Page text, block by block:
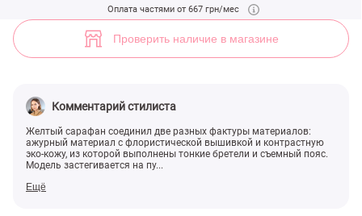
Оплата частями от 667 грн/мес
Проверить наличие в магазине
Комментарий стилиста
Желтый сарафан соединил две разных фактуры материалов:
ажурный материал с флористической вышивкой и контрастную
эко-кожу, из которой выполнены тонкие бретели и съемный пояс.
Модель застегивается на пу...
Ещё
(арт. 38364) ♡ интернет-магазин Gepur